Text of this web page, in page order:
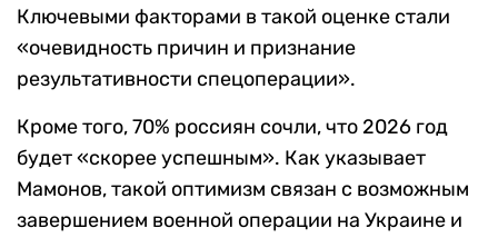
Ключевыми факторами в такой оценке стали
«очевидность причин и признание
результативности спецоперации».
Кроме того, 70% россиян сочли, что 2026 год
будет «скорее успешным». Как указывает
Мамонов, такой оптимизм связан с возможным
завершением военной операции на Украине и